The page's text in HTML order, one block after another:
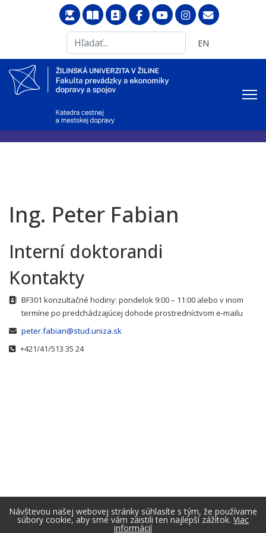
...
Vyberte váš jazyk
EN
Ing. Peter Fabian
Interní doktorandi
Kontakty
Adresa
BF301 konzultačné hodiny: pondelok 9:00 – 11:00 alebo v inom
termíne po predchádzajúcej dohode prostredníctvom e-mailu
E-mail
peter.fabian@stud.uniza.sk
Telefónne číslo
+421/41/513 35 24
Návštevou našej webovej stránky súhlasíte s tým, že používame
súbory cookie, aby sme vám zaistili ten najlepší zážitok. Viac
informácií